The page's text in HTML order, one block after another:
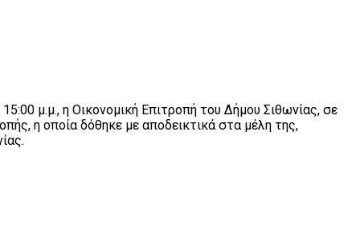
μ.μ., η Οικονομική Επιτροπή του Δήμου Σιθωνίας, σε
η οποία δόθηκε με αποδεικτικά στα μέλη της,